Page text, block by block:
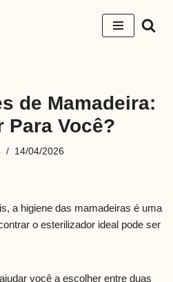
de Mamadeira:
Para Você?
14/04/2026
a higiene das mamadeiras é uma
o esterilizador ideal pode ser
você a escolher entre duas